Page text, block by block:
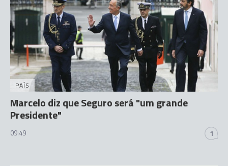
PAÍS
Marcelo diz que Seguro será "um grande
Presidente"
09:49 1